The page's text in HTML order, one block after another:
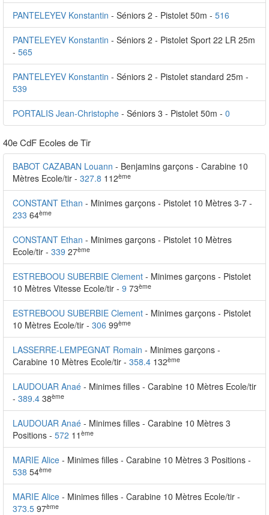
PANTELEYEV Konstantin - Séniors 2 - Pistolet 50m - 516
PANTELEYEV Konstantin - Séniors 2 - Pistolet Sport 22 LR 25m
- 565
PANTELEYEV Konstantin - Séniors 2 - Pistolet standard 25m -
539
PORTALIS Jean-Christophe - Séniors 3 - Pistolet 50m - 0
40e CdF Ecoles de Tir
BABOT CAZABAN Louann - Benjamins garçons - Carabine 10
Mètres Ecole/tir - 327.8 112ème
CONSTANT Ethan - Minimes garçons - Pistolet 10 Mètres 3-7 -
233 64ème
CONSTANT Ethan - Minimes garçons - Pistolet 10 Mètres
Ecole/tir - 339 27ème
ESTREBOOU SUBERBIE Clement - Minimes garçons - Pistolet
10 Mètres Vitesse Ecole/tir - 9 73ème
ESTREBOOU SUBERBIE Clement - Minimes garçons - Pistolet
10 Mètres Ecole/tir - 306 99ème
LASSERRE-LEMPEGNAT Romain - Minimes garçons -
Carabine 10 Mètres Ecole/tir - 358.4 132ème
LAUDOUAR Anaé - Minimes filles - Carabine 10 Mètres Ecole/tir
- 389.4 38ème
LAUDOUAR Anaé - Minimes filles - Carabine 10 Mètres 3
Positions - 572 11 ème
MARIE Alice - Minimes filles - Carabine 10 Mètres 3 Positions -
538 54ème
MARIE Alice - Minimes filles - Carabine 10 Mètres Ecole/tir -
373.5 97ème